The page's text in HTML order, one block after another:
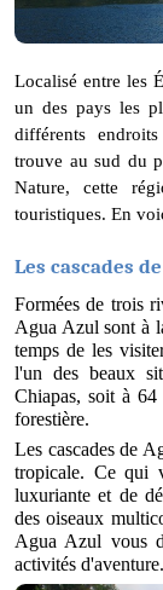
Localisé entre les
un des pays les
différents
trouve au sud du
Nature, cette
touristiques. En
Les cascades
Formées de trois
Agua Azul sont à
temps de les
l'un des beaux
Chiapas, soit à 64
forestière.
Les cascades de
tropicale. Ce qui
luxuriante et de
des oiseaux
Agua Azul vous
activités d'aventure.